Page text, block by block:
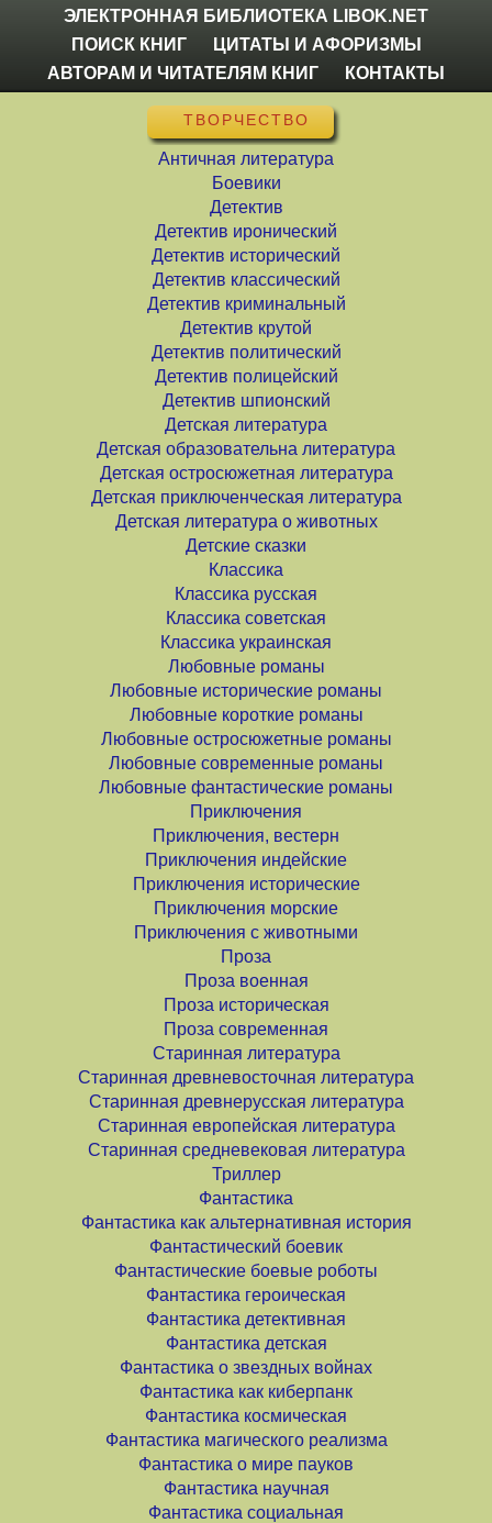
ЭЛЕКТРОННАЯ БИБЛИОТЕКА LIBOK.NET
ПОИСК КНИГ
ЦИТАТЫ И АФОРИЗМЫ
АВТОРАМ И ЧИТАТЕЛЯМ КНИГ
КОНТАКТЫ
ТВОРЧЕСТВО
Античная литература
Боевики
Детектив
Детектив иронический
Детектив исторический
Детектив классический
Детектив криминальный
Детектив крутой
Детектив политический
Детектив полицейский
Детектив шпионский
Детская литература
Детская образовательна литература
Детская остросюжетная литература
Детская приключенческая литература
Детская литература о животных
Детские сказки
Классика
Классика русская
Классика советская
Классика украинская
Любовные романы
Любовные исторические романы
Любовные короткие романы
Любовные остросюжетные романы
Любовные современные романы
Любовные фантастические романы
Приключения
Приключения, вестерн
Приключения индейские
Приключения исторические
Приключения морские
Приключения с животными
Проза
Проза военная
Проза историческая
Проза современная
Старинная литература
Старинная древневосточная литература
Старинная древнерусская литература
Старинная европейская литература
Старинная средневековая литература
Триллер
Фантастика
Фантастика как альтернативная история
Фантастический боевик
Фантастические боевые роботы
Фантастика героическая
Фантастика детективная
Фантастика детская
Фантастика о звездных войнах
Фантастика как киберпанк
Фантастика космическая
Фантастика магического реализма
Фантастика о мире пауков
Фантастика научная
Фантастика социальная